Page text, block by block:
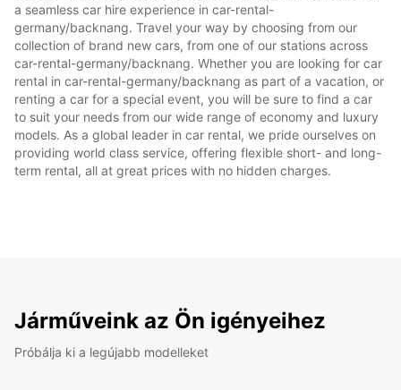
a seamless car hire experience in car-rental-
germany/backnang. Travel your way by choosing from our
collection of brand new cars, from one of our stations across
car-rental-germany/backnang. Whether you are looking for car
rental in car-rental-germany/backnang as part of a vacation, or
renting a car for a special event, you will be sure to find a car
to suit your needs from our wide range of economy and luxury
models. As a global leader in car rental, we pride ourselves on
providing world class service, offering flexible short- and long-
term rental, all at great prices with no hidden charges.
Járműveink az Ön igényeihez
Próbálja ki a legújabb modelleket